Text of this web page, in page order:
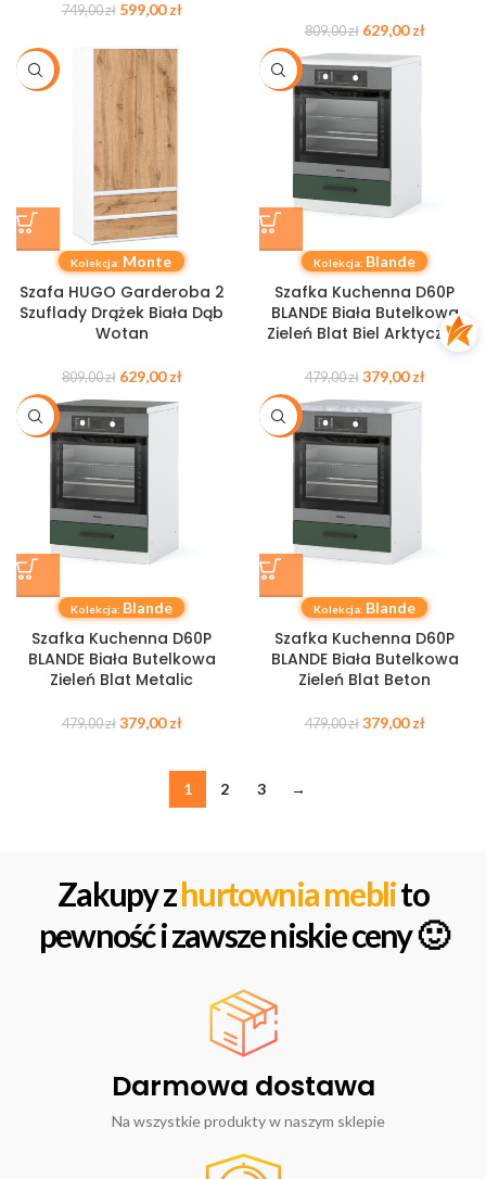
749,00zł 599,00zł
809,00zł 629,00zł
-22%
Kolekcja: Monte
Szafa HUGO Garderoba 2
Szuflady Drążek Biała Dąb
Wotan
809,00zł 629,00zł
-21%
Kolekcja: Blande
Szafka Kuchenna D60P
BLANDE Biała Butelkowa
Zieleń Blat Biel Arktyczna
479,00zł 379,00zł
-21%
Kolekcja: Blande
Szafka Kuchenna D60P
BLANDE Biała Butelkowa
Zieleń Blat Metalic
479,00zł 379,00zł
-21%
Kolekcja: Blande
Szafka Kuchenna D60P
BLANDE Biała Butelkowa
Zieleń Blat Beton
479,00zł 379,00zł
1 2 3 →
Zakupy zhurtownia meblito
pewność i zawsze niskie ceny 🙂
Darmowa dostawa
Na wszystkie produkty w naszym sklepie